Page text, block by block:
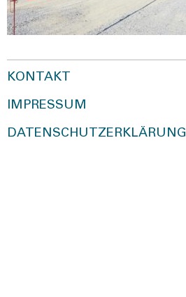
KONTAKT
IMPRESSUM
DATENSCHUTZERKLÄRUNG